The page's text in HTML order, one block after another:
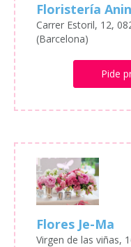
Floristería
Carrer Estoril, 12,
(Barcelona)
Pide
Flores Je-Ma
Virgen de las viñas,